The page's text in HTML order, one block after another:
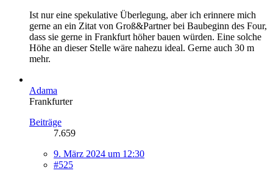
Ist nur eine spekulative Überlegung, aber ich erinnere mich
gerne an ein Zitat von Groß&Partner bei Baubeginn des Four,
dass sie gerne in Frankfurt höher bauen würden. Eine solche
Höhe an dieser Stelle wäre nahezu ideal. Gerne auch 30 m
mehr.
Adama
Frankfurter
Beiträge
7.659
9. März 2024 um 12:30
#525